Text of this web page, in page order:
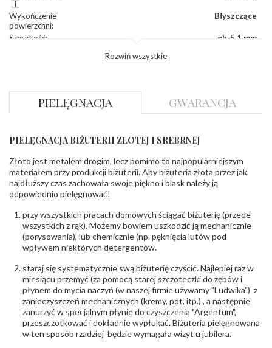
Wykończenie
powierzchni:
Błyszczące
Szerokość:
ok. 5,1 mm
Diament
Szlif
Brylantowy okrągły
diamentów:
diamentów
(łącznie) :
Masa
diamentów
(łącznie):
Barwa:
Czystość: VS
INNE PARAMETRY
Producent
odpowiedzialny
WĘC-Twój Jubiler S.C. Artur Węc, Małgorzata
Suchan, ul. Kurczaba 3, 30-868 Kraków; NIP:
679-25-92-107; sklep@wec.com.pl
Bezpieczeństwo
- rodzaj
ostrzeżenia:
Nie nadaje się dla dzieci w wieku poniżej 3 lat
,Elementy w wyrobie wykonane z białego złota
zawierają nikiel
Rozwiń wszystkie
PIELĘGNACJA GWARANCJA
PIELĘGNACJA BIŻUTERII ZŁOTEJ I SREBRNEJ
Złoto jest metalem drogim, lecz pomimo to najpopularniejszym
materiałem przy produkcji biżuterii. Aby biżuteria złota przez jak
najdłuższy czas zachowała swoje piękno i blask należy ją
odpowiednio pielęgnować!
przy wszystkich pracach domowych ściągać biżuterię (przede
wszystkich z rąk). Możemy bowiem uszkodzić ją mechanicznie
(porysowania), lub chemicznie (np. pęknięcia lutów pod
wpływem niektórych detergentów.
staraj się systematycznie swą biżuterię czyścić. Najlepiej raz w
miesiącu przemyć (za pomocą starej szczoteczki do zębów i
płynem do mycia naczyń (w naszej firmie używamy "Ludwika") z
zanieczyszczeń mechanicznych (kremy, pot, itp.) , a następnie
zanurzyć w specjalnym płynie do czyszczenia "Argentum",
przeszczotkować i dokładnie wypłukać. Biżuteria pielęgnowana
w ten sposób rzadziej będzie wymagała wizyt u jubilera.